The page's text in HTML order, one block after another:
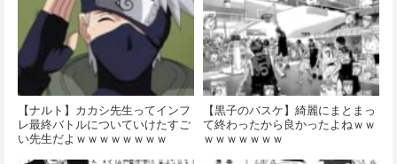
【ナルト】カカシ先生ってインフ
レ最終バトルについていけたすご
い先生だよｗｗｗｗｗｗｗｗ
【黒子のバスケ】綺麗にまとまっ
て終わったから良かったよねｗｗ
ｗｗｗｗｗｗｗ